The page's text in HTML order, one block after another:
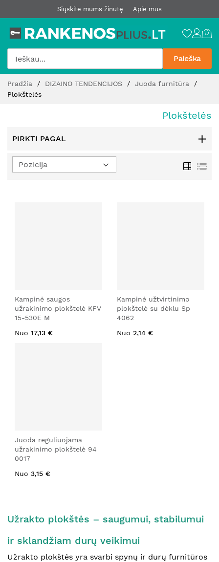
Siųskite mums žinutę Apie mus
Paieška
Pereiti
prie
turinio
Pradžia DIZAINO TENDENCIJOS
Juoda furnitūra
Plokštelės
Plokštelės
PIRKTI PAGAL
Tinklelis
Kampinė saugos
užrakinimo plokštelė KFV
15-530E M
Nuo 17,13 €
Kampinė užtvirtinimo
plokštelė su dėklu Sp
4062
Nuo 2,14 €
Juoda reguliuojama
užrakinimo plokštelė 94
0017
Nuo 3,15 €
Užrakto plokštės – saugumui, stabilumui
ir sklandžiam durų veikimui
Užrakto plokštės yra svarbi spynų ir durų furnitūros